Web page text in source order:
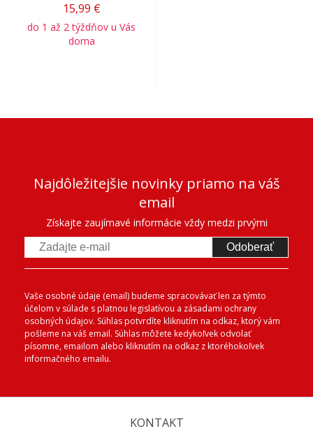
15,99 €
do 1 až 2 týždňov u Vás
doma
Najdôležitejšie novinky priamo na váš
email
Získajte zaujímavé informácie vždy medzi prvými
Odoberať
Vaše osobné údaje (email) budeme spracovávať len za týmto
účelom v súlade s platnou legislatívou a zásadami ochrany
osobných údajov. Súhlas potvrdíte kliknutím na odkaz, ktorý vám
pošleme na váš email. Súhlas môžete kedykoľvek odvolať
písomne, emailom alebo kliknutím na odkaz z ktoréhokoľvek
informačného emailu.
KONTAKT